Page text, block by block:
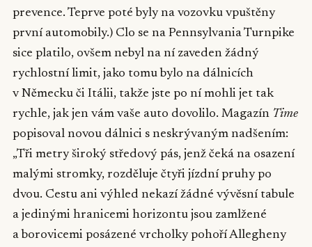
prevence. Teprve poté byly na vozovku vpuštěny
první automobily.) Clo se na Pennsylvania Turnpike
sice platilo, ovšem nebyl na ní zaveden žádný
rychlostní limit, jako tomu bylo na dálnicích
v Německu či Itálii, takže jste po ní mohli jet tak
rychle, jak jen vám vaše auto dovolilo. Magazín Time
popisoval novou dálnici s neskrývaným nadšením:
„Tři metry široký středový pás, jenž čeká na osazení
malými stromky, rozděluje čtyři jízdní pruhy po
dvou. Cestu ani výhled nekazí žádné vývěsní tabule
a jedinými hranicemi horizontu jsou zamlžené
a borovicemi posázené vrcholky pohoří Allegheny